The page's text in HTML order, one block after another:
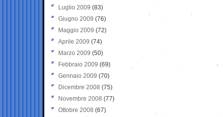
Luglio 2009 (83)
Giugno 2009 (76)
Maggio 2009 (72)
Aprile 2009 (74)
Marzo 2009 (50)
Febbraio 2009 (69)
Gennaio 2009 (70)
Dicembre 2008 (75)
Novembre 2008 (77)
Ottobre 2008 (67)